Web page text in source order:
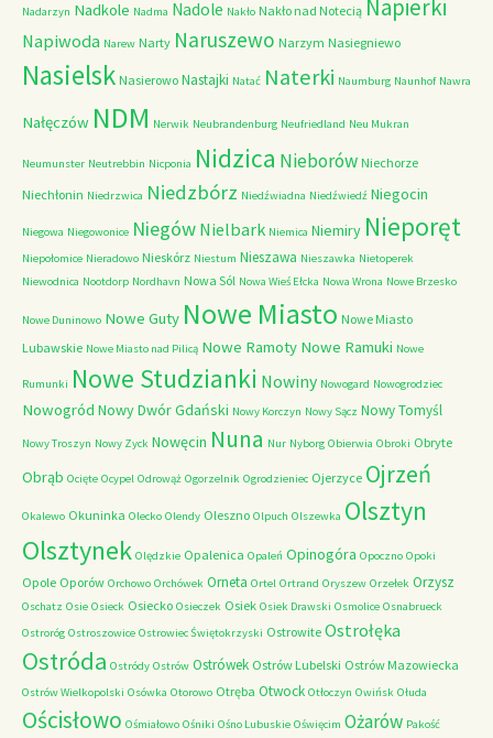
Nadarzyn Nadkole Nadma Nadole Nakło Nakło nad Notecią Napierki
Napiwoda Narew Narty Naruszewo Narzym Nasiegniewo
Nasielsk Nasierowo Nastajki Natać Naterki Naumburg Naunhof Nawra
Nałęczów NDM Nerwik Neubrandenburg Neufriedland Neu Mukran
Neumunster Neutrebbin Nicponia Nidzica Nieborów Niechorze
Niechłonin Niedrzwica Niedzbórz Niedźwiadna Niedźwiedź Niegocin
Niegowa Niegowonice Niegów Nielbark Niemica Niemiry Nieporęt
Niepołomice Nieradowo Nieskórz Niestum Nieszawa Nieszawka Nietoperek
Niewodnica Nootdorp Nordhavn Nowa Sól Nowa Wieś Ełcka Nowa Wrona Nowe Brzesko
Nowe Duninowo Nowe Guty Nowe Miasto Nowe Miasto
Lubawskie Nowe Miasto nad Pilicą Nowe Ramoty Nowe Ramuki Nowe
Rumunki Nowe Studzianki Nowiny Nowogard Nowogrodziec
Nowogród Nowy Dwór Gdański Nowy Korczyn Nowy Sącz Nowy Tomyśl
Nowy Troszyn Nowy Zyck Nowęcin Nuna Nur Nyborg Obierwia Obroki Obryte
Obrąb Ocięte Ocypel Odrowąż Ogorzelnik Ogrodzieniec Ojerzyce Ojrzeń
Okalewo Okuninka Olecko Olendy Oleszno Olpuch Olszewka Olsztyn
Olsztynek Olędzkie Opalenica Opaleń Opinogóra Opoczno Opoki
Opole Oporów Orchowo Orchówek Orneta Ortel Ortrand Oryszew Orzełek Orzysz
Oschatz Osie Osieck Osiecko Osieczek Osiek Osiek Drawski Osmolice Osnabrueck
Ostroróg Ostroszowice Ostrowiec Świętokrzyski Ostrowite Ostrołęka
Ostróda Ostródy Ostrów Ostrówek Ostrów Lubelski Ostrów Mazowiecka
Ostrów Wielkopolski Osówka Otorowo Otręba Otwock Otłoczyn Owińsk Ołuda
Ościsłowo Ośmiałowo Ośniki Ośno Lubuskie Oświęcim Ożarów Pakość